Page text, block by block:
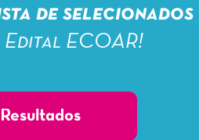
de selecionados
Edital ECOAR!
Resultados